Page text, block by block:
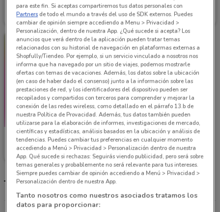
Caduca Miércoles 781 m Caduca el 31/08
Soriana Súper
Caduca el 31/10 781 m
Tiendas Soriana Súper más cercanas
para este fin. Si aceptas compartiremos tus datos personales con
Partners de todo el mundo a través del uso de SDK externos. Puedes
cambiar de opinión siempre accediendo a Menu > Privacidad >
Personalización, dentro de nuestra App. ¿Qué sucede si acepta? Los
anuncios que verá dentro de la aplicación pueden tratar temas
relacionados con su historial de navegación en plataformas externas a
Shopfully/Tiendeo. Por ejemplo, si un servicio vinculado a nosotros nos
informa que ha navegado por un sitio de viajes, podemos mostrarle
ofertas con temas de vacaciones. Además, los datos sobre la ubicación
(en caso de haber dado el consenso) junto a la información sobre las
prestaciones de red, y los identificadores del dispositivo pueden ser
recopilados y compartidos con terceros para comprender y mejorar la
conexión de las redes wireless, como detallado en el párrafo 13.b de
nuestra Política de Provacidad. Además, tus datos también pueden
utilizarse para la elaboración de informes, investigaciones de mercado,
científicas y estadísticas, análisis basados en la ubicación y análisis de
tendencias. Puedes cambiar tus preferencias en cualquier momento
accediendo a Menú > Privacidad > Personalización dentro de nuestra
App. Qué sucede si rechazas: Seguirás viendo publicidad, pero será sobre
temas generales y probablemente no será relevante para tus intereses.
Siempre puedes cambiar de opinión accediendo a Menú > Privacidad >
Personalización dentro de nuestra App.
Tanto nosotros como nuestros asociados tratamos los
datos para proporcionar: